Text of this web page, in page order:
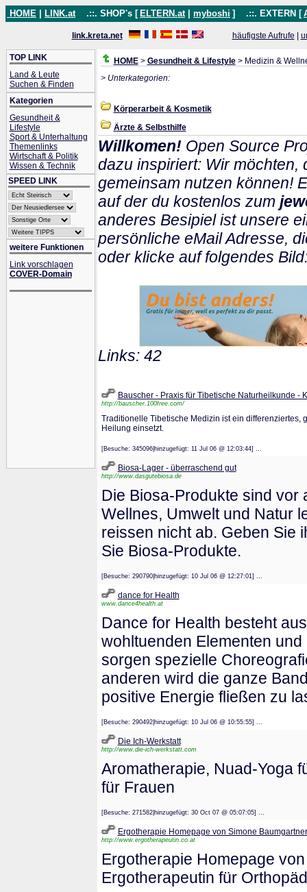
HOME LINK.at .::. SHOP's [ ELTERN.at myboshi ] .::. EXTERN [
link.kreta.net häufigste Aufrufe
TOP LINK
Land & Leute
Suchen & Finden
Kategorien
Gesundheit &
Lifestyle
Sport & Unterhaltung
Themenlinks
Wirtschaft & Politik
Wissen & Technik
SPEED LINK
weitere Funktionen
Link vorschlagen
COVER-Domain
HOME> Gesundheit & Lifestyle> Medizin &
> Unterkategorien:
Körperarbeit & Kosmetik
Ärzte & Selbsthilfe
Willkomen!Open Source
dazu inspiriert: Wir möchten,
gemeinsam nutzen können!
auf der du kostenlos zum
anderes Besipiel ist unsere
persönliche eMail Adresse,
oder klicke auf folgendes
Links: 42
Bauscher - Praxis für Tibetische Naturheilkunde -
http://bauscher.100free.com/
Traditionelle Tibetische Medizin ist ein differenziertes,
Heilung einsetzt.
[Besuche: 345096|hinzugefügt: 11 Jul 06 @ 12:03:44] ...
Biosa-Lager - überraschend gut
http://www.dasgutebiosa.de
Die Biosa-Produkte sind vor
Wellnes, Umwelt und Natur
reissen nicht ab. Geben Sie
Sie Biosa-Produkte.
[Besuche: 290790|hinzugefügt: 10 Jul 06 @ 12:27:01] ...
dance for Health
www.dance4health.at
Dance for Health besteht
wohltuenden Elementen
sorgen spezielle
anderen wird die ganze
positive Energie fließen zu
[Besuche: 290492|hinzugefügt: 10 Jul 06 @ 10:55:55] ...
Die Ich-Werkstatt
http://www.die-ich-werkstatt.com
Aromatherapie, Nuad-Yoga
für Frauen
[Besuche: 271582|hinzugefügt: 30 Oct 07 @ 05:07:05] ...
Ergotherapie Homepage von Simone Baumgartner
http://www.ergotherapeutin.co.at
Ergotherapie Homepage
Ergotherapeutin für